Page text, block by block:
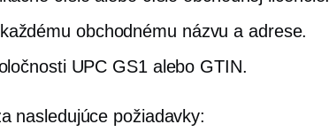
obchodnému názvu a adrese.
UPC GS1 alebo GTIN.
nasledujúce požiadavky: